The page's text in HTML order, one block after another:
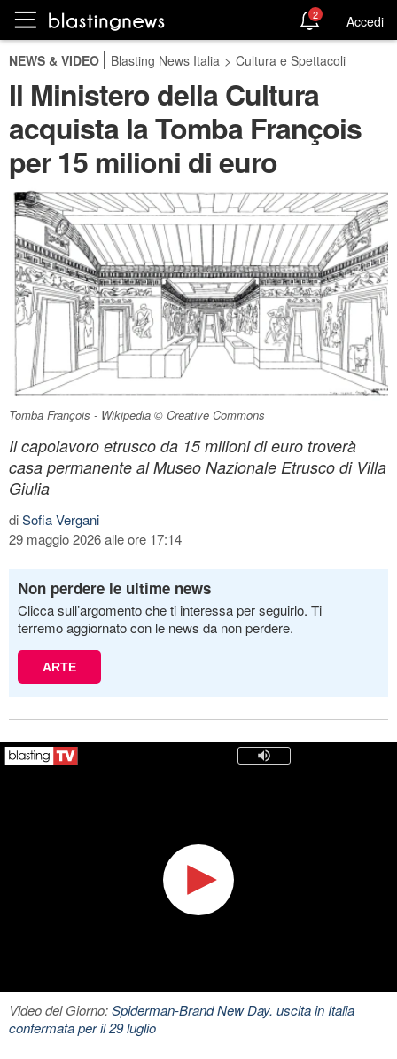
2 Accedi
NEWS & VIDEO Blasting News Italia > Cultura e Spettacoli
Il Ministero della Cultura
acquista la Tomba François
per 15 milioni di euro
Tomba François - Wikipedia © Creative Commons
Il capolavoro etrusco da 15 milioni di euro troverà
casa permanente al Museo Nazionale Etrusco di Villa
Giulia
diSofia Vergani
29 maggio 2026 alle ore 17:14
Non perdere le ultime news
Clicca sull’argomento che ti interessa per seguirlo. Ti
terremo aggiornato con le news da non perdere.
ARTE
Video del Giorno:Spiderman-Brand New Day. uscita in Italia
confermata per il 29 luglio